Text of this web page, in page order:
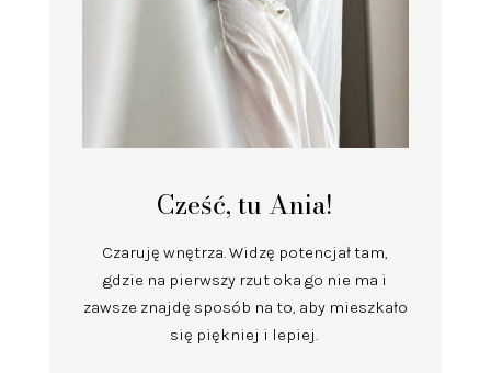
Cześć, tu Ania!
Czaruję wnętrza.Widzę potencjał tam,
gdzie na pierwszy rzut oka go nie ma i
zawsze znajdę sposób na to, aby mieszkało
się piękniej i lepiej.